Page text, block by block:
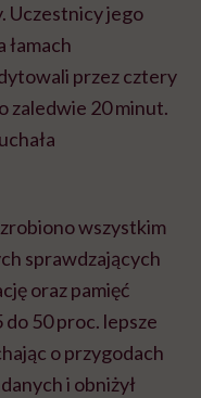
Uczestnicy jego
łamach
przez cztery
zaledwie 20 minut.
wszystkim
sprawdzających
oraz pamięć
50 proc. lepsze
o przygodach
i obniżył